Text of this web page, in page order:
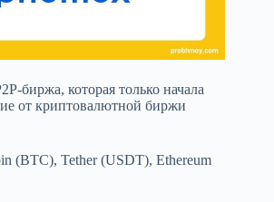
биржа, которая только начала
от криптовалютной биржи
(BTC), Tether (USDT), Ethereum